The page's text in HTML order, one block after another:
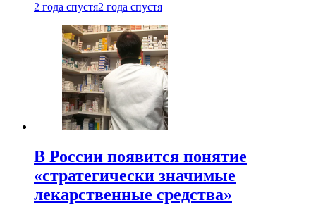
2 года спустя2 года спустя
В России появится понятие
«стратегически значимые
лекарственные средства»